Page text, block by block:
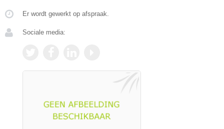
Er wordt gewerkt op afspraak.
Sociale media: